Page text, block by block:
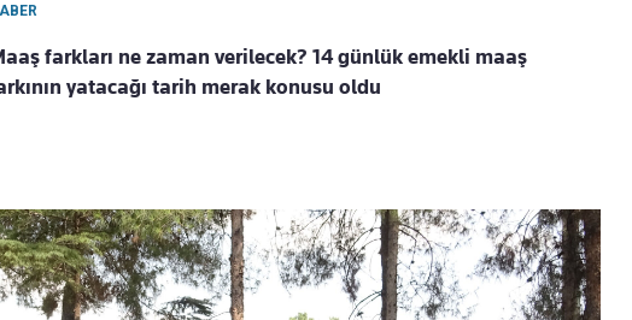
farkları ne zaman verilecek? 14 günlük emekli maaş
yatacağı tarih merak konusu oldu